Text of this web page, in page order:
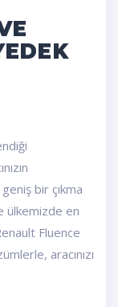
bir çıkma
ülkemizde en
Fluence
aracınızı